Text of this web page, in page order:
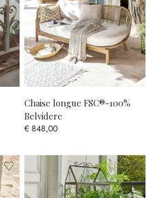
Chaise longue FSC®-100%
Belvidere
€ 848,00